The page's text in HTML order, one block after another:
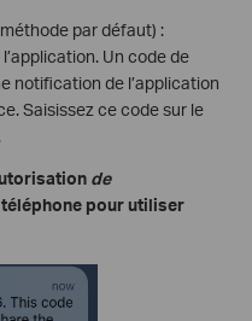
par défaut) :
Un code de
notification de l’application
Saisissez ce code sur le
de
pour utiliser